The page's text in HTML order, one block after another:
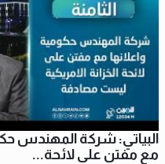
البياتي: شركة المهندس
مع مفتن على لائحة...